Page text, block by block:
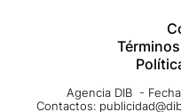
Agencia DIB -
Contactos: